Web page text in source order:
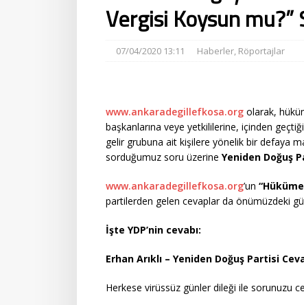
Vergisi Koysun mu?”
07/04/2020 13:11 Haberler, Röportajlar
www.ankaradegillefkosa.org olarak,
başkanlarına veye yetkililerine, içinden
gelir grubuna ait kişilere yönelik bir defaya
sorduğumuz soru üzerine Yeniden Doğuş
www.ankaradegillefkosa.org’un
partilerden gelen cevaplar da önümüzdeki
İşte YDP’nin cevabı:
Erhan Arıklı – Yeniden Doğuş Partisi
Herkese virüssüz günler dileği ile sorunuzu